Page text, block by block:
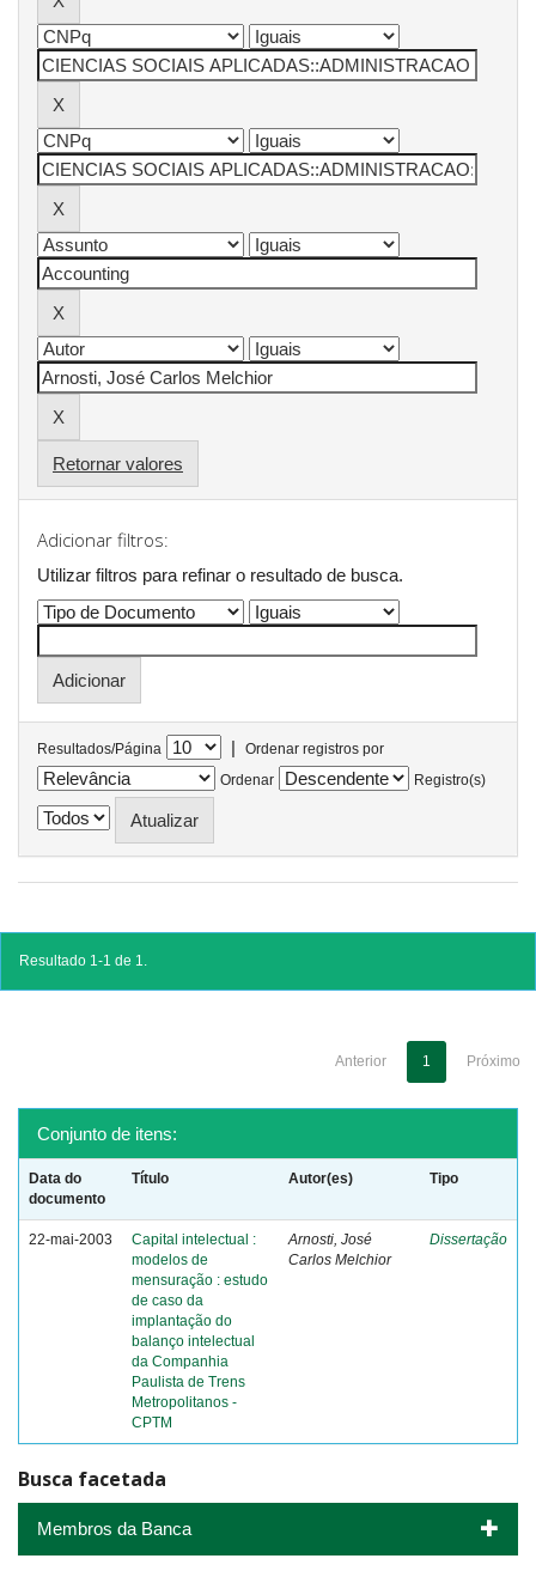
Retornar valores
Adicionar filtros:
Utilizar filtros para refinar o resultado de busca.
Resultados/Página |
Ordenar registros por
Ordenar
Registro(s)
Resultado 1-1 de 1.
Anterior 1 Próximo
Conjunto de itens:
Data do
documento
Título Autor(es) Tipo
22-mai-2003
Capital intelectual :
modelos de
mensuração : estudo
de caso da
implantação do
balanço intelectual
da Companhia
Paulista de Trens
Metropolitanos -
CPTM
Arnosti, José
Carlos Melchior
Dissertação
Busca facetada
Membros da Banca